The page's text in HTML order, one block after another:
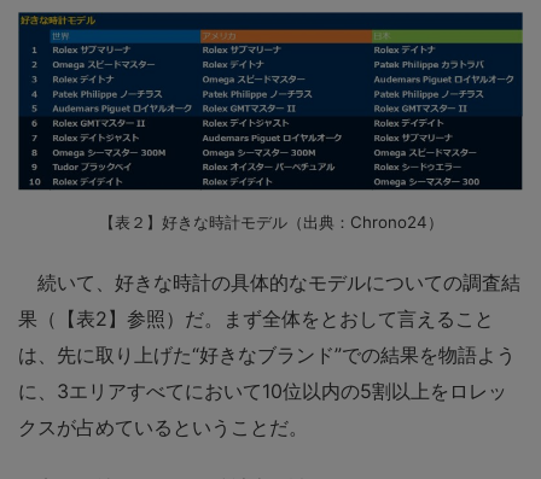
【表２】好きな時計モデル（出典：Chrono24）
続いて、好きな時計の具体的なモデルについての調査結
果（【表2】参照）だ。まず全体をとおして言えること
は、先に取り上げた“好きなブランド”での結果を物語よう
に、3エリアすべてにおいて10位以内の5割以上をロレッ
クスが占めているということだ。